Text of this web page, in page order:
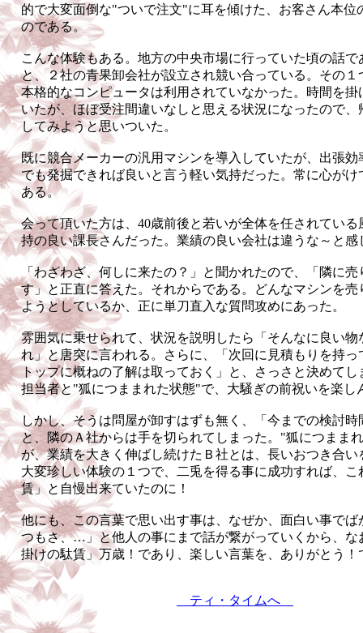
的で大変面倒な"ついで注文"に耳を傾けた、お客さん本位
のである。
こんな体験もある。地方の中央市場に行っていた頃の話
と、２社の青果卸会社が設立され競い合っている。その
本格的なコンピュータは利用されていなかった。時間を
いたが、ほぼ受注間違いなしと思える状況になったので
してみようと思いついた。
既に競合メーカーの汎用マシンを導入していたが、出張
でも発掘できれば良いと言う軽い気持だった。常に心が
ある。
会って頂いた方は、40歳前後と若いが全体を任されてい
持の良い課長さんだった。業績の良い会社は違うな～と感
「わざわざ、何しに来たの？」と聞かれたので、「隣に
す」と正直に答えた。それからである。どんなマシンを
ようとしているか、正に単刀直入な質問攻めにあった。
雰囲気に乗せられて、状況を説明したら「そんなに良い
れ」と唐突に言われる。さらに、「次回に見積もりを持
トップに概ねの了解は取っておく」と、さっさと決めて
担当者と"狐につままれた状態"で、大騒ぎの前祝いを楽し
しかし、そうは問屋が卸すはずも無く、「今までの検討
と、隣のＡ社からは手を切られてしまった。"狐につまま
が、業績を大きく伸ばし続けたＢ社とは、長いおつき合
大変珍しい体験の１つで、二兎を得る事に成功すれば、
賃」と自慢出来ていたのに！
他にも、この言葉で思い出す事は、なぜか、面白い事で
つもさ、…」と他人の事にまで話が繋がっていくから、な
掛けの駄賃」万歳！であり、楽しい言葉を、ありがとう！
ティ・タイムへ